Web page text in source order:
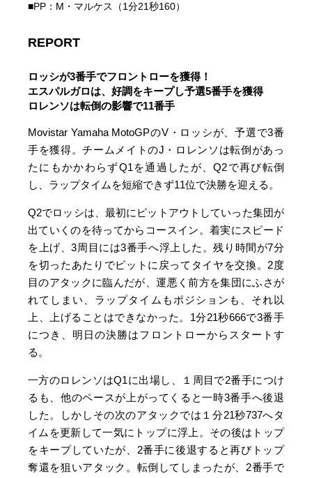
■PP：M・マルケス（1分21秒160）
REPORT
ロッシが3番手でフロントローを獲得！
エスパルガロは、好調をキープし予選5番手を獲得
ロレンソは転倒の影響で11番手
Movistar Yamaha MotoGPのV・ロッシが、予選で3番
手を獲得。チームメイトのJ・ロレンソは転倒があっ
たにもかかわらずQ1を通過したが、Q2で再び転倒
し、ラップタイムを短縮できず11位で決勝を迎える。
Q2でロッシは、最初にピットアウトしていった集団が
出ていくのを待ってからコースイン。着実にスピード
を上げ、3周目には3番手へ浮上した。残り時間が7分
を切ったあたりでピットに戻ってタイヤを交換。2度
目のアタックに臨んだが、運悪く前方を集団にふさが
れてしまい、ラップタイムもポジションも、それ以
上、上げることはできなかった。1分21秒666で3番手
につき、明日の決勝はフロントローからスタートす
る。
一方のロレンソはQ1に出場し、１周目で2番手につけ
るも、他のペースが上がってくると一時3番手へ後退
した。しかしその次のアタックでは１分21秒737へタ
イムを更新して一気にトップに浮上。その後はトップ
をキープしていたが、2番手に後退すると再びトップ
奪還を狙いアタック。転倒してしまったが、2番手で